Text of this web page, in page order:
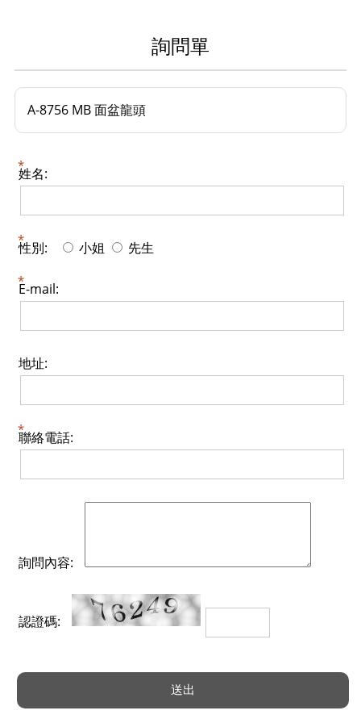
詢問單
A-8756 MB 面盆龍頭
姓名:
性別: 小姐 先生
E-mail:
地址:
聯絡電話:
詢問內容:
認證碼: